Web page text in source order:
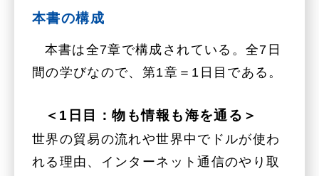
本書の構成
本書は全7章で構成されている。全7日
間の学びなので、第1章＝1日目である。
＜1日目：物も情報も海を通る＞
世界の貿易の流れや世界中でドルが使わ
れる理由、インターネット通信のやり取